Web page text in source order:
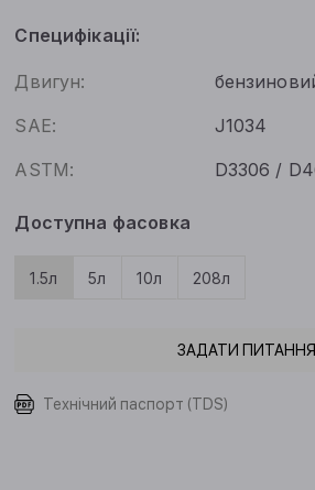
Специфікації:
Двигун:
SAE:
J1034
ASTM:
D3306 /
Доступна фасовка
1.5л 5л 10л 208л
ЗАДАТИ ПИТАННЯ
Технічний паспорт (TDS)